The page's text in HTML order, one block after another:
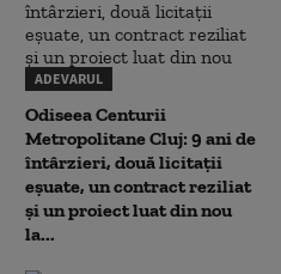
ADEVARUL
Odiseea Centurii
Metropolitane Cluj: 9 ani de
întârzieri, două licitații
eșuate, un contract reziliat
și un proiect luat din nou
la...